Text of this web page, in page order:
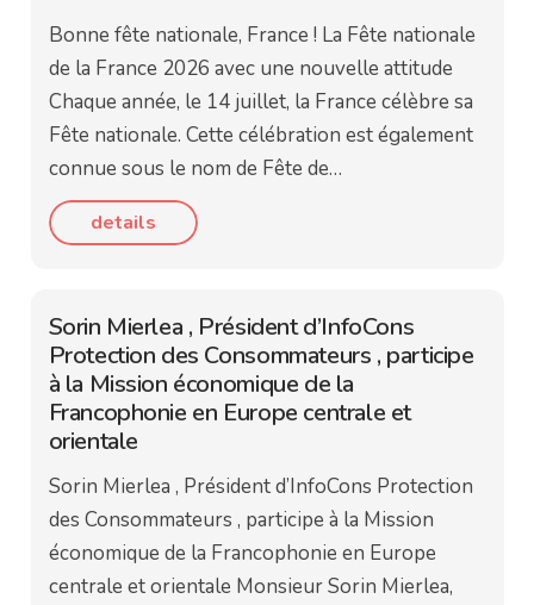
Bonne fête nationale, France ! La Fête nationale
de la France 2026 avec une nouvelle attitude
Chaque année, le 14 juillet, la France célèbre sa
Fête nationale. Cette célébration est également
connue sous le nom de Fête de…
details
Sorin Mierlea , Président d’InfoCons
Protection des Consommateurs , participe
à la Mission économique de la
Francophonie en Europe centrale et
orientale
Sorin Mierlea , Président d’InfoCons Protection
des Consommateurs , participe à la Mission
économique de la Francophonie en Europe
centrale et orientale Monsieur Sorin Mierlea,